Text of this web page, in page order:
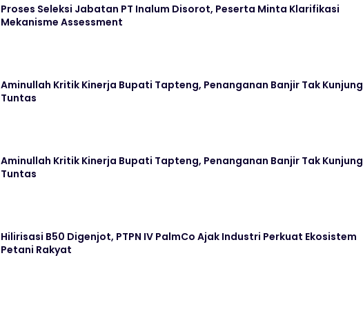
Proses Seleksi Jabatan PT Inalum Disorot, Peserta Minta Klarifikasi
Mekanisme Assessment
Aminullah Kritik Kinerja Bupati Tapteng, Penanganan Banjir Tak Kunjung
Tuntas
Aminullah Kritik Kinerja Bupati Tapteng, Penanganan Banjir Tak Kunjung
Tuntas
Hilirisasi B50 Digenjot, PTPN IV PalmCo Ajak Industri Perkuat Ekosistem
Petani Rakyat